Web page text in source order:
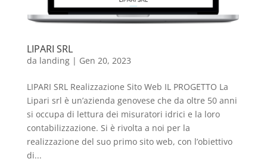
LIPARI SRL
da landing| Gen 20, 2023
LIPARI SRL Realizzazione Sito Web IL PROGETTO La
Lipari srl è un’azienda genovese che da oltre 50 anni
si occupa di lettura dei misuratori idrici e la loro
contabilizzazione. Si è rivolta a noi per la
realizzazione del suo primo sito web, con l’obiettivo
di...